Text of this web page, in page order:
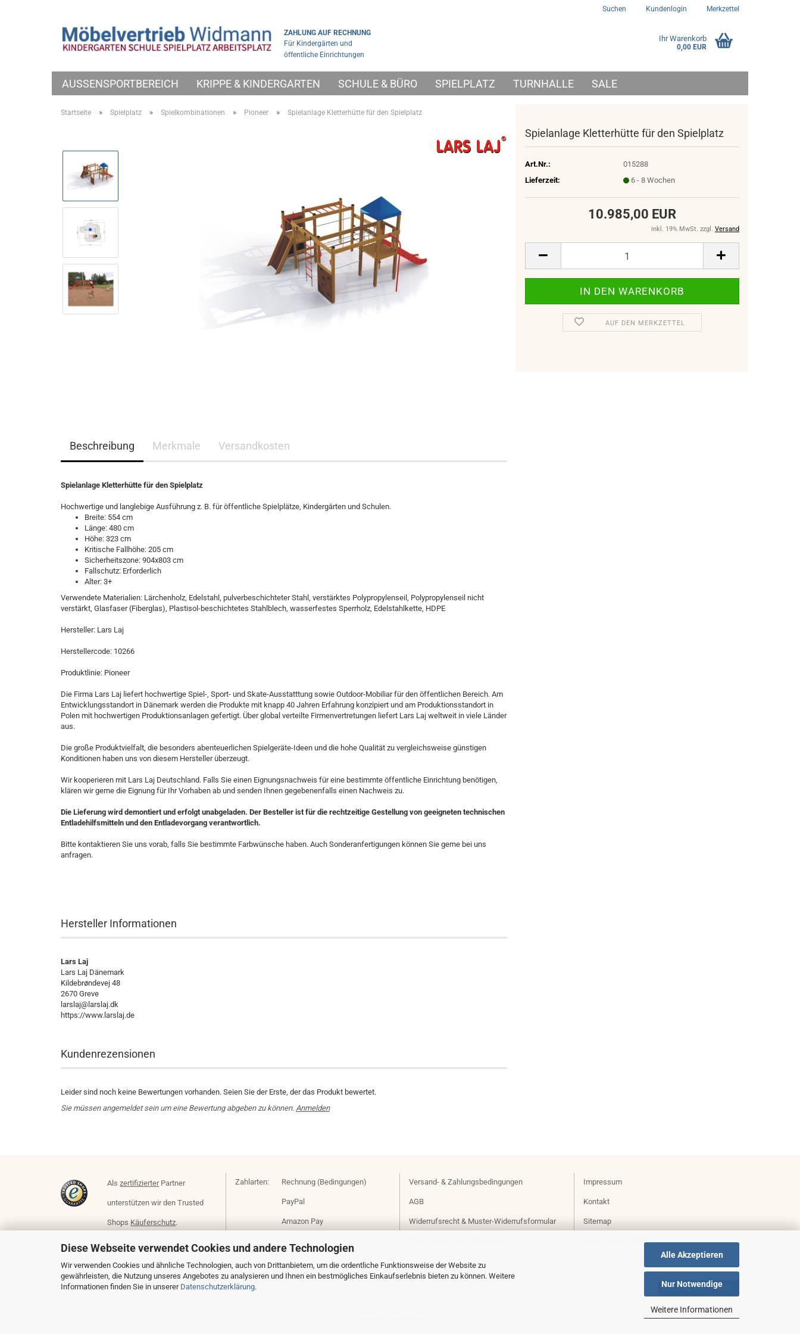
Diese Webseite verwendet Cookies und andere Technologien
Wir verwenden Cookies und ähnliche Technologien, auch von Drittanbietern, um die ordentliche Funktionsweise der Website zu
gewährleisten, die Nutzung unseres Angebotes zu analysieren und Ihnen ein bestmögliches Einkaufserlebnis bieten zu können. Weitere
Informationen finden Sie in unserer Datenschutzerklärung.
Alle Akzeptieren
Nur Notwendige
Weitere Informationen
Suchen Kundenlogin Merkzettel
ZAHLUNG AUF RECHNUNG
Für Kindergärten und
öffentliche Einrichtungen
Ihr Warenkorb
0,00 EUR
AUSSENSPORTBEREICH KRIPPE & KINDERGARTEN SCHULE & BÜRO SPIELPLATZ TURNHALLE SALE
Startseite » Spielplatz » Spielkombinationen » Pioneer » Spielanlage Kletterhütte für den Spielplatz
Spielanlage Kletterhütte für den Spielplatz
Art.Nr.:
015288
Lieferzeit:
6 - 8 Wochen
10.985,00 EUR
inkl. 19% MwSt. zzgl. Versand
AUF DEN MERKZETTEL
Beschreibung Merkmale Versandkosten
Spielanlage Kletterhütte für den Spielplatz
Hochwertige und langlebige Ausführung z. B. für öffentliche Spielplätze, Kindergärten und Schulen.
Breite: 554 cm
Länge: 480 cm
Höhe: 323 cm
Kritische Fallhöhe: 205 cm
Sicherheitszone: 904x803 cm
Fallschutz: Erforderlich
Alter: 3+
Verwendete Materialien: Lärchenholz, Edelstahl, pulverbeschichteter Stahl, verstärktes Polypropylenseil, Polypropylenseil nicht
verstärkt, Glasfaser (Fiberglas), Plastisol-beschichtetes Stahlblech, wasserfestes Sperrholz, Edelstahlkette, HDPE
Hersteller: Lars Laj
Herstellercode: 10266
Produktlinie: Pioneer
Die Firma Lars Laj liefert hochwertige Spiel-, Sport- und Skate-Ausstatttung sowie Outdoor-Mobiliar für den öffentlichen Bereich. Am
Entwicklungsstandort in Dänemark werden die Produkte mit knapp 40 Jahren Erfahrung konzipiert und am Produktionsstandort in
Polen mit hochwertigen Produktionsanlagen gefertigt. Über global verteilte Firmenvertretungen liefert Lars Laj weltweit in viele Länder
aus.
Die große Produktvielfalt, die besonders abenteuerlichen Spielgeräte-Ideen und die hohe Qualität zu vergleichsweise günstigen
Konditionen haben uns von diesem Hersteller überzeugt.
Wir kooperieren mit Lars Laj Deutschland. Falls Sie einen Eignungsnachweis für eine bestimmte öffentliche Einrichtung benötigen,
klären wir gerne die Eignung für Ihr Vorhaben ab und senden Ihnen gegebenenfalls einen Nachweis zu.
Die Lieferung wird demontiert und erfolgt unabgeladen. Der Besteller ist für die rechtzeitige Gestellung von geeigneten technischen
Entladehilfsmitteln und den Entladevorgang verantwortlich.
Bitte kontaktieren Sie uns vorab, falls Sie bestimmte Farbwünsche haben. Auch Sonderanfertigungen können Sie gerne bei uns
anfragen.
Hersteller Informationen
Lars Laj
Lars Laj Dänemark
Kildebrøndevej 48
2670 Greve
larslaj@larslaj.dk
https://www.larslaj.de
Kundenrezensionen
Leider sind noch keine Bewertungen vorhanden. Seien Sie der Erste, der das Produkt bewertet.
Sie müssen angemeldet sein um eine Bewertung abgeben zu können. Anmelden
AlszertifizierterPartner
unterstützen wir den Trusted
Shops Käuferschutz.
Zahlarten: Rechnung (Bedingungen)
PayPal
Amazon Pay
Versand- & Zahlungsbedingungen
AGB
Widerrufsrecht & Muster-Widerrufsformular
Impressum
Kontakt
Sitemap
Cookie Consent Panel
Vertrag widerrufen